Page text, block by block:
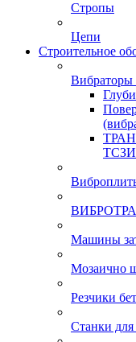
Стропы
Цепи
Строительное
ТСЗИ
Машины
Мозаично
Резчики
Станки